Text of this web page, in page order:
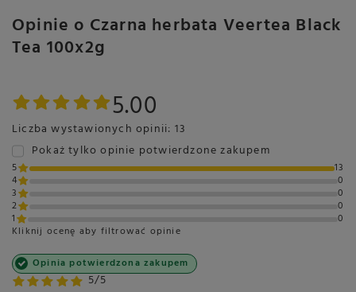
Typ herbaty
Herbata Ekspresowa
Długość opakowania w
Wysokość opakowania w
centymetrach
Więcej
Szerokość opakowania w
centymetrach Więcej
Opinie o Czarna herbata Veertea Black
Tea 100x2g
5.00
Liczba wystawionych opinii: 13
Pokaż tylko opinie potwierdzone zakupem
5
13
4
0
3
0
2
0
1
0
Kliknij ocenę aby filtrować opinie
5/5
Opinia potwierdzona zakupem